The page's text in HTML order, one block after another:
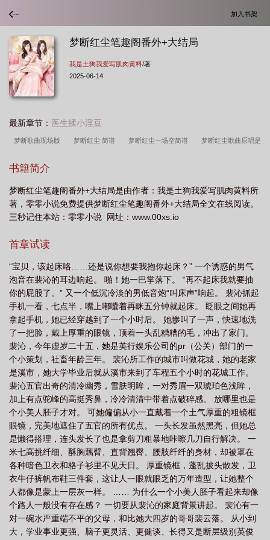
加入书架
梦断红尘笔趣阁番外+大结局
我是土狗我爱写肌肉黄料/著
2025-06-14
最新章节： 医生揉小淫豆
梦断歌曲现场版 梦断红尘 简谱 梦断红尘一场空简谱 梦断红尘歌曲原唱是
玲 播放梦断
城百度百科 梦断紫禁城 百度百科 梦断红尘简谱(施贵华) 梦断红尘图
片 梦断情殇简谱 梦断什么意思? 梦断这首歌的含义 梦断红楼在线阅
断红楼电视剧
书籍简介
梦断红尘笔趣阁番外+大结局是由作者：我是土狗我爱写肌肉黄料所
著，零零小说免费提供梦断红尘笔趣阁番外+大结局全文在线阅读。
三秒记住本站：零零小说 网址：www.00xs.io
首章试读
“宝贝，该起床咯……还是说你想要我抱你起床？” 一个诱惑的男气
泡音在裴沁的耳边响起。 啪！她一巴掌落下。 “再不起床我就要抽
你的屁股了。” 又一个低沉冷淡的男低音炮“叫床声”响起。 裴沁抓起
手机一看，七点半，嘴上嘟囔着再眯五分钟就起床。 眨眼之间她再
拿起手机，她已经穿越到了一个小时后。 她惨叫了一声，快速地洗
了一把脸，戴上厚重的眼镜，顶着一头乱糟糟的毛，冲出了家门。
裴沁，今年虚岁二十五，她是英行娱乐公司的pr（公关）部门的一
个小策划，社畜年龄三年。 裴沁所工作的城市叫做花城，她的老家
是溪市，她大学毕业后就从溪市来到了车程五个小时的花城工作。
裴沁五官出奇的清冷幽秀，雪肤明眸，一对秀眉一双琥珀色浅眸，
加上有点驼峰的高挺秀鼻，冷冷清清中带着点破碎感。 放哪里也是
个小美人胚子才对。 可她偏偏从小一直戴着一个土气厚重的粗镜框
眼镜，完美地遮住了五官的所有优点。 一头长发虽然黑亮，但她总
是懒得搭理，连头发长了也是拿剪刀粗暴地咔嚓几刀自行解决。 一
米七高挑纤细、酥胸藕臂、直背翘臀、腰肢纤纤的身材，却被罩在
各种暗色卫衣和格子衫里不见天日。 厚重镜框，蓬乱披头散发，卫
衣牛仔裤帆布鞋三件套，这让人一眼就眼乏的万年造型，让她整个
人都像是蒙上一层灰一样。 …… 为什么一个小美人胚子看起来却像
个路人一般没有存在感？ 一切要从裴沁的家庭背景讲起。 裴沁有一
对一碗水严重端不平的父母，和比她大四岁的哥哥裴云落。 从小到
大，学业事业更强、脑子更灵活、更健谈、长得又是断层级别英俊